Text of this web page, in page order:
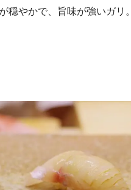
穏やかで、旨味が強いガリ。